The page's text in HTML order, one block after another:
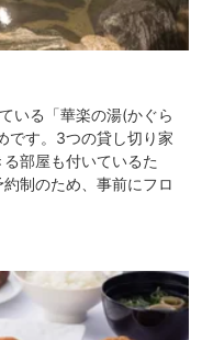
いる「華楽の湯(かぐら
です。3つの貸し切り家
部屋も付いているた
制のため、事前にフロ